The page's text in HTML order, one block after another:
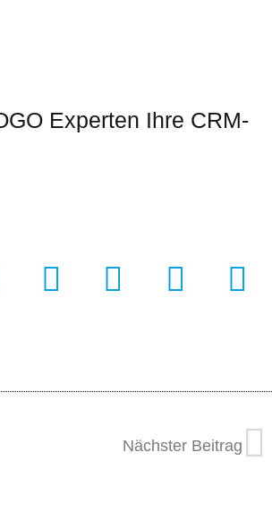
Experten Ihre CRM-
Nächster Beitrag